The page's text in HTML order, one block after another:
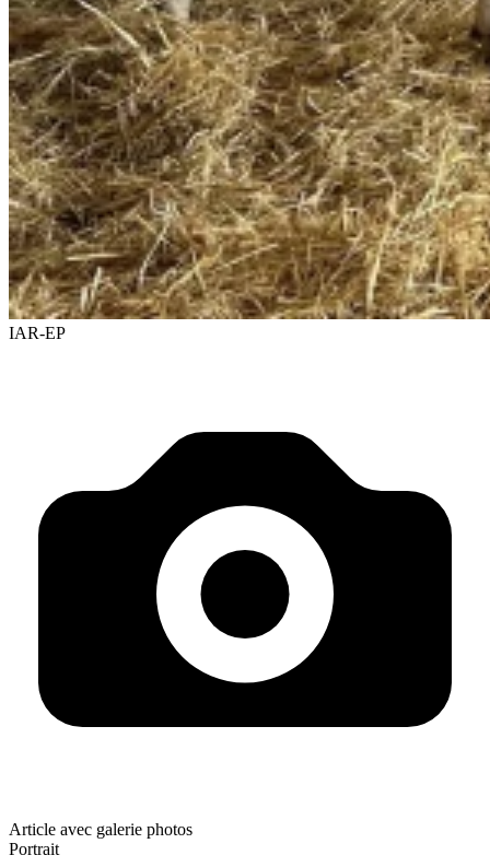
IAR-EP
Article avec galerie photos
Portrait